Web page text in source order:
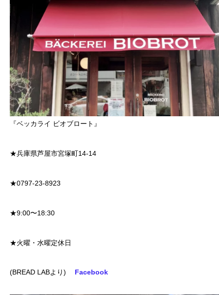
『ベッカライ ビオブロート』
★兵庫県芦屋市宮塚町14-14
★0797-23-8923
★9:00〜18:30
★火曜・水曜定休日
(BREAD LABより) Facebook